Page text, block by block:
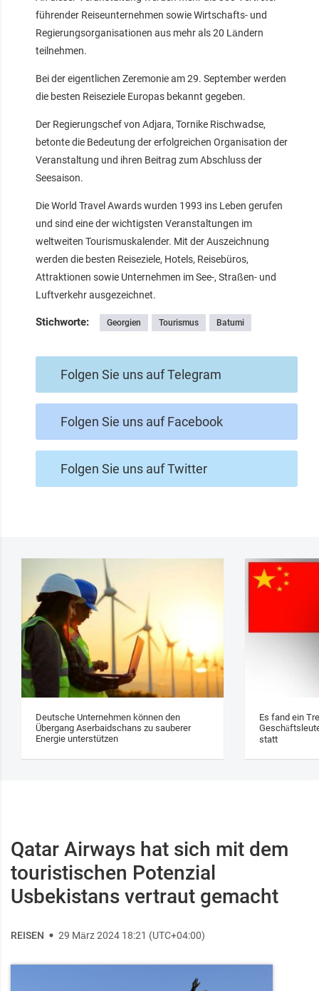
führender Reiseunternehmen sowie Wirtschafts- und
Regierungsorganisationen aus mehr als 20 Ländern
teilnehmen.
Bei der eigentlichen Zeremonie am 29. September werden
die besten Reiseziele Europas bekannt gegeben.
Der Regierungschef von Adjara, Tornike Rischwadse,
betonte die Bedeutung der erfolgreichen Organisation der
Veranstaltung und ihren Beitrag zum Abschluss der
Seesaison.
Die World Travel Awards wurden 1993 ins Leben gerufen
und sind eine der wichtigsten Veranstaltungen im
weltweiten Tourismuskalender. Mit der Auszeichnung
werden die besten Reiseziele, Hotels, Reisebüros,
Attraktionen sowie Unternehmen im See-, Straßen- und
Luftverkehr ausgezeichnet.
Stichworte: Georgien Tourismus Batumi
Folgen Sie uns auf Telegram
Folgen Sie uns auf Facebook
Folgen Sie uns auf Twitter
Deutsche Unternehmen können den
Übergang Aserbaidschans zu sauberer
Energie unterstützen
Es fand ein
statt
Qatar Airways hat sich mit dem
touristischen Potenzial
Usbekistans vertraut gemacht
REISEN 29 März 2024 18:21 (UTC+04:00)